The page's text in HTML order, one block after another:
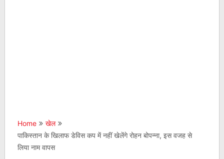
Home
खेल
पाकिस्तान के खिलाफ डेविस कप में नहीं खेलेंगे रोहन बोपन्ना, इस वजह से
लिया नाम वापस